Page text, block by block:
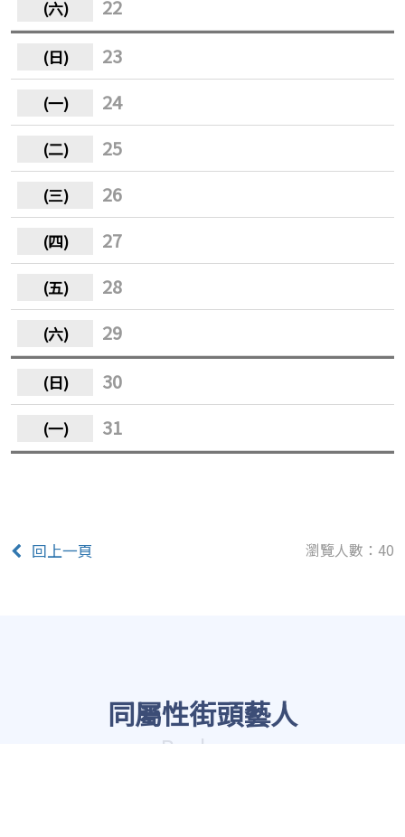
22
23
24
25
26
27
28
29
30
31
回上一頁 瀏覽人數：40
同屬性街頭藝人
Buskers